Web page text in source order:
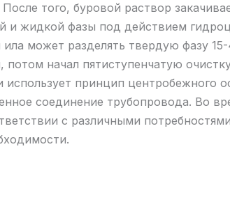
того, буровой раствор
и жидкой фазы под действием
может разделять твердую фазу
начал пятиступенчатую
принцип центробежного
соединение трубопровода. Во
с различными